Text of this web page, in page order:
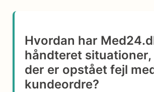
Hvordan har
håndteret
der er opstået fejl
kundeordre?